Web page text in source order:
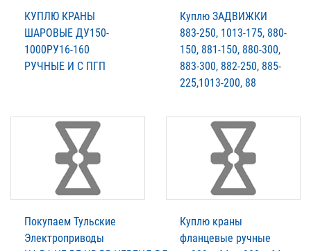
КУПЛЮ КРАНЫ
ШАРОВЫЕ ДУ150-
1000РУ16-160
РУЧНЫЕ И С ПГП
Куплю ЗАДВИЖКИ
883-250, 1013-175, 880-
150, 881-150, 880-300,
883-300, 882-250, 885-
225,1013-200, 88
Покупаем Тульские
Электроприводы
Куплю краны
фланцевые ручные